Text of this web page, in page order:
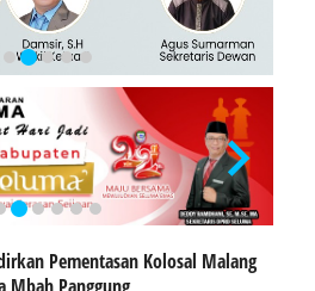
Pementasan Kolosal Malang